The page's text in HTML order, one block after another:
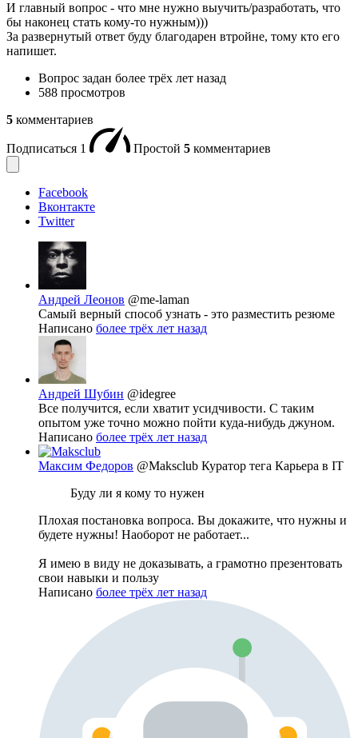
И главный вопрос - что мне нужно выучить/разработать, что
бы наконец стать кому-то нужным)))
За развернутый ответ буду благодарен втройне, тому кто его
напишет.
Вопрос задан более трёх лет назад
588 просмотров
5 комментариев
Подписаться 1 Простой 5 комментариев
Facebook
Вконтакте
Twitter
Андрей Леонов @me-laman
Самый верный способ узнать - это разместить резюме
Написано более трёх лет назад
Андрей Шубин @idegree
Все получится, если хватит усидчивости. С таким
опытом уже точно можно пойти куда-нибудь джуном.
Написано более трёх лет назад
Максим Федоров @Maksclub Куратор тега Карьера в IT
Буду ли я кому то нужен
Плохая постановка вопроса. Вы докажите, что нужны и
будете нужны! Наоборот не работает...
Я имею в виду не доказывать, а грамотно презентовать
свои навыки и пользу
Написано более трёх лет назад